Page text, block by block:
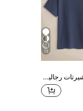
13
HIMLAND تي شيرتات رجالية 3 قطع مقاس كبير محبوكة كاجوال بلون موحد بقصة ضيقة وأكتاف عادية وياقة طاقم وأكمام قصيرة، مناسبة للصيف والارتداء اليومي